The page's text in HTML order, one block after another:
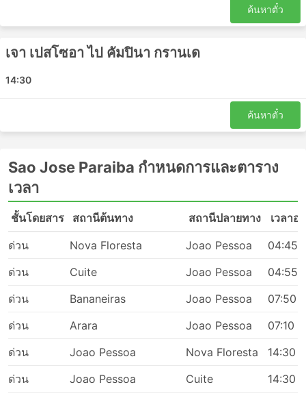
Barra de Santa Rosa
Sao Jose Paraiba จุดหมายยอดนิยม
รถบัสของ Sao Jose Paraibaมีวิ่งหลายเส้นทาง และนี่คือ
รายการของเส้นทางที่ได้รับความนิยมมากที่สุด:
ปาไรบา - เจา เปสโซอา
เจา เปสโซอา - คัมปินา กรานเด
คัมปินา กรานเด - เจา เปสโซอา
Sao Jose Paraiba ราคาตั๋วและชั้นรถ
โดยสาร
หนึ่งในสิ่งที่ดีที่สุดเกี่ยวกับการเดินทางด้วยรถบัสคือคุณ
เป็นส่วนตัวและความสะดวกสบายได้ ชั้นโดยสารและประเภท
ของนักเดินทาง การเดินทางที่ถูกที่สุดมักให้บริการโดยรถ
ค้นหาตั๋ว
เจา เปสโซอา ไป คัมปินา กรานเด
14:30
ค้นหาตั๋ว
Sao Jose Paraiba กำหนดการและตาราง
เวลา
ชั้นโดยสาร สถานีต้นทาง สถานีปลายทาง
เวลาอ
ด่วน
Nova Floresta Joao Pessoa
04:45
ด่วน
Cuite Joao Pessoa
04:55
ด่วน
Bananeiras Joao Pessoa
07:50
ด่วน
Arara Joao Pessoa
07:10
ด่วน
Joao Pessoa Nova Floresta
14:30
ด่วน
Joao Pessoa Cuite
14:30